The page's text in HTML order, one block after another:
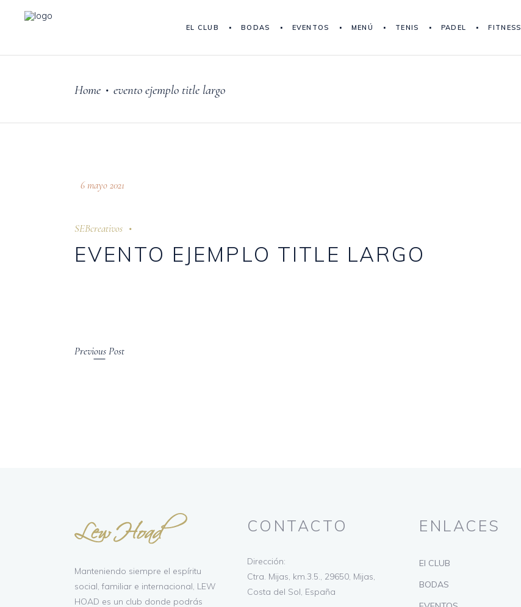
EL CLUB BODAS EVENTOS MENÚ TENIS PADEL FITNESS
Home • evento ejemplo title largo
6 mayo 2021
SEBcreativos
EVENTO EJEMPLO TITLE LARGO
Previous Post
Manteniendo siempre el espíritu
social, familiar e internacional, LEW
HOAD es un club donde podrás
CONTACTO
Dirección:
Ctra. Mijas, km.3.5., 29650, Mijas,
Costa del Sol, España
ENLACES
El CLUB
BODAS